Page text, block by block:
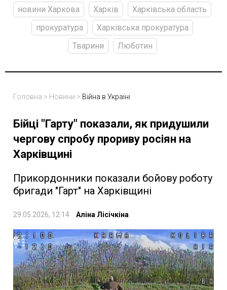
новини Харкова Харків
Харківська область
прокуратура
Харківська прокуратура
Тварини
Люботин
Головна > Новини > Війна в Україні
Бійці "Гарту" показали, як придушили
чергову спробу прориву росіян на
Харківщині
Прикордонники показали бойову роботу
бригади "Гарт" на Харківщині
29.05.2026, 12:14 Аліна Лісічкіна